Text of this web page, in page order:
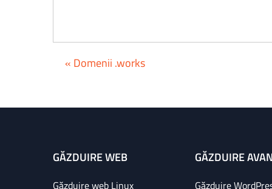
« Domenii .works
GĂZDUIRE WEB
Găzduire web Linux
GĂZDUIRE
Găzduire